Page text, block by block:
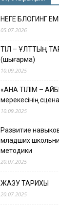
НЕГЕ БЛОГИНГ
05.07.2026
ТІЛ – ҰЛТТЫҢ
(шығарма)
10.09.2025
«АНА ТІЛІМ –
мерекесінің
10.09.2025
Развитие
младших
методики
20.07.2025
ЖАЗУ ТАРИХЫ
20.07.2025